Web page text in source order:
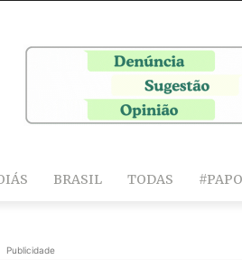
BRASIL TODAS
Publicidade